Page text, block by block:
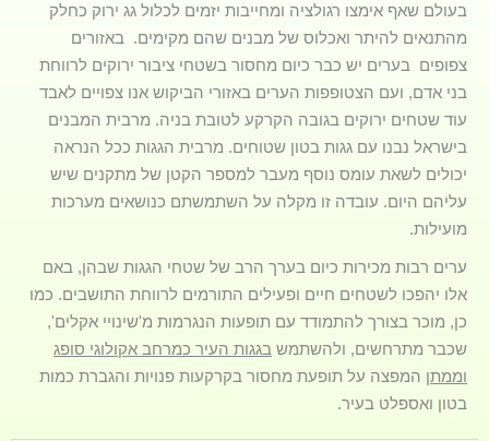
בעולם שאף אימצו רגולציה ומחייבות יזמים לכלול גג ירוק כחלק
מהתנאים להיתר ואכלוס של מבנים שהם מקימים. באזורים
צפופים בערים יש כבר כיום מחסור בשטחי ציבור ירוקים לרווחת
בני אדם, ועם הצטופפות הערים באזורי הביקוש אנו צפויים לאבד
עוד שטחים ירוקים בגובה הקרקע לטובת בניה. מרבית המבנים
בישראל נבנו עם גגות בטון שטוחים. מרבית הגגות ככל הנראה
יכולים לשאת עומס נוסף מעבר למספר הקטן של מתקנים שיש
עליהם היום. עובדה זו מקלה על השתמשתם כנושאים מערכות
מועילות.
ערים רבות מכירות כיום בערך הרב של שטחי הגגות שבהן, באם
אלו יהפכו לשטחים חיים ופעילים התורמים לרווחת התושבים. כמו
כן, מוכר בצורך להתמודד עם תופעות הנגרמות מ'שינויי אקלים',
שכבר מתרחשים, ולהשתמש בגגות העיר כמרחב אקולוגי סופג
וממתן המפצה על תופעת מחסור בקרקעות פנויות והגברת כמות
בטון ואספלט בעיר.